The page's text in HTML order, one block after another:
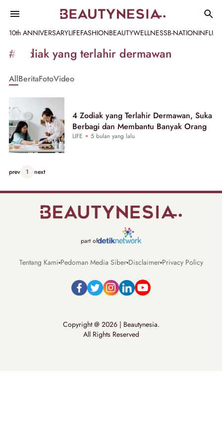
10th ANNIVERSARYLIFEFASHIONBEAUTYWELLNESSB-NATION
Informasi
[GET_DATA_TITLE]
Beautynesia
#zodiak yang terlahir dermawan
AllBeritaFotoVideo
4 Zodiak yang Terlahir Dermawan, Suka
Berbagi dan Membantu Banyak Orang
LIFE 5 bulan yang lalu
prev 1 next
part of
Tentang Kami Pedoman Media Siber Disclaimer Privacy Policy
Copyright @ 2026 | Beautynesia.
All Rights Reserved